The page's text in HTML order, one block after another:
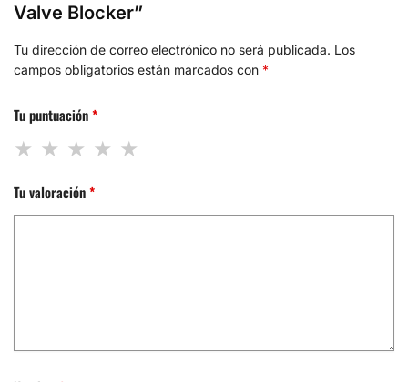
Valve Blocker”
Tu dirección de correo electrónico no será publicada. Los
campos obligatorios están marcados con *
Tu puntuación*
Tu valoración*